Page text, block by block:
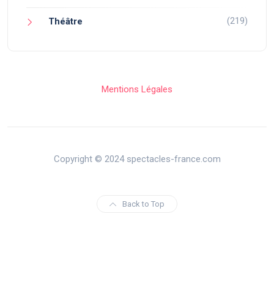
Théâtre (219)
Mentions Légales
Copyright © 2024 spectacles-france.com
Back to Top